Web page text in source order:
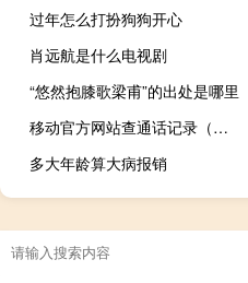
过年怎么打扮狗狗开心
肖远航是什么电视剧
“悠然抱膝歌梁甫”的出处是哪里
移动官方网站查通话记录（移动网上查通话记录）
多大年龄算大病报销